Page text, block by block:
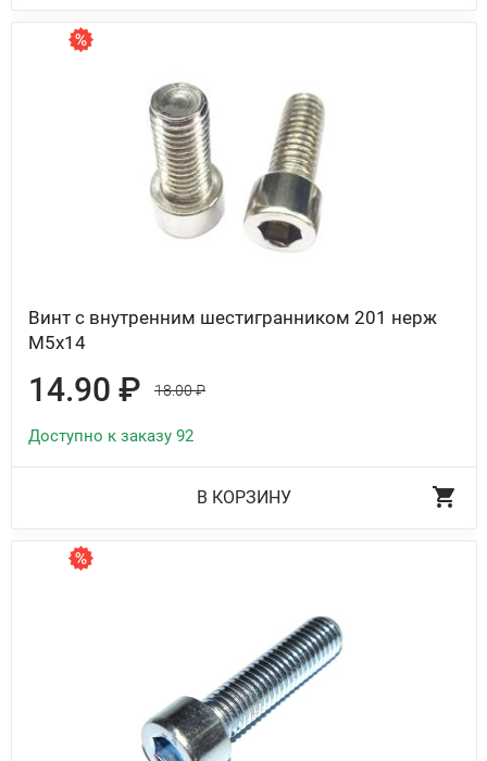
Винт с внутренним шестигранником 201 нерж
М5х14
14.90 ₽ 18.00 ₽
Доступно к заказу 92
В КОРЗИНУ